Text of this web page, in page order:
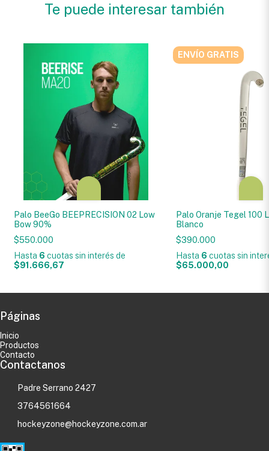
Te puede interesar también
Palo BeeGo BEEPRECISION 02 Low
Bow 90%
$550.000
Hasta 6 cuotas sin interés de
$91.666,67
ENVÍO GRATIS
Palo Oranje Tegel 100
Blanco
$390.000
Hasta 6 cuotas sin
$65.000,00
Páginas
Inicio
Productos
Contacto
Contactanos
Padre Serrano 2427
3764561664
hockeyzone@hockeyzone.com.ar